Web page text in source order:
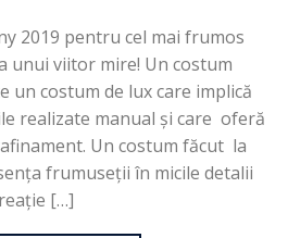
2019 pentru cel mai frumos
unui viitor mire! Un costum
un costum de lux care implică
realizate manual și care oferă
Un costum făcut la
frumuseții în micile detalii
[…]